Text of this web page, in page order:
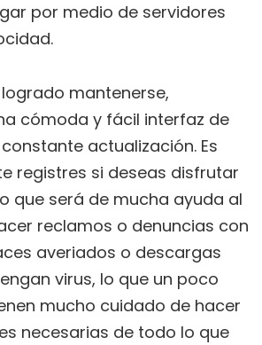
por medio de servidores
mantenerse,
cómoda y fácil interfaz de
actualización. Es
registres si deseas disfrutar
que será de mucha ayuda al
reclamos o denuncias con
averiados o descargas
virus, lo que un poco
mucho cuidado de hacer
necesarias de todo lo que